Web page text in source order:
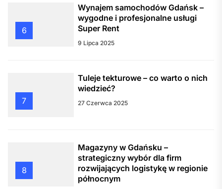
6
Wynajem samochodów Gdańsk –
wygodne i profesjonalne usługi
Super Rent
9 Lipca 2025
7
Tuleje tekturowe – co warto o nich
wiedzieć?
27 Czerwca 2025
8
Magazyny w Gdańsku –
strategiczny wybór dla firm
rozwijających logistykę w regionie
północnym